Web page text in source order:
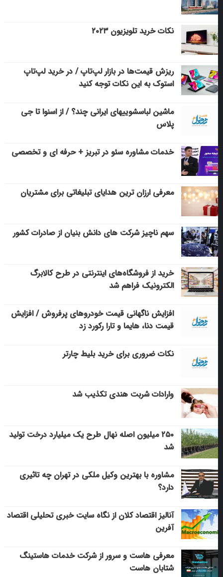
نکات خرید تلویزیون ۲۰۲۳
ریزش قیمت‌ها در بازار لپ‌تاپ / در خرید لپ‌تاپ
استوک به این نکات توجه کنید
ماشین لباسشویی‎های ایرانی چند؟ / از اسنوا تا جی
پلاس
خدمات مشاوره سئو در تبریز + حرفه ای و تخصصی
معرفی ارزان ترین هدایای تبلیغاتی برای مشتریان
سهم ناچیز شرکت های دانش بنیان از صادرات کشور
خرید از فروشگاه‌های اینترنتی در طرح کالابرگ
الکترونیک فراهم شد
افزایش ناگهانی قیمت خودروهای پرفروش / افزایش
قیمت دنا، هایما و تارا رکورد زد
نکات ضروری برای خرید بلیط چارتر
وارادات شربت هندی تکذیب شد
۲۵۰ میلیون اصله نهال طرح یک میلیارد درخت تولید
شد
مشاوره با بهترین وکیل ملکی در تهران چه تاثیری
دارد؟
آنالیز اقتصاد کلان از نگاه سایت خبری تحلیلی اقتصاد
آفرین
معرفی هاست و سرور از شرکت خدمات هاستینگ
شتابان هاست